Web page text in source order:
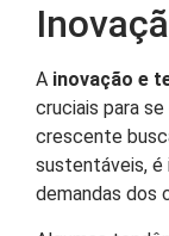
A inovação e
cruciais para
crescente
sustentáveis,
demandas dos